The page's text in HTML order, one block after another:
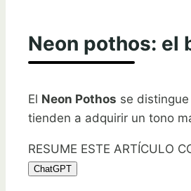
Neon pothos: el
El Neon Pothos se
tienden a adquirir un tono
RESUME ESTE ARTÍCULO
ChatGPT